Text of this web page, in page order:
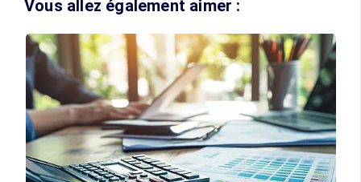
Vous allez également aimer :